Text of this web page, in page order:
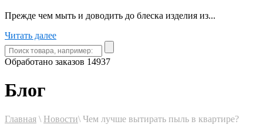
Прежде чем мыть и доводить до блеска изделия из...
Читать далее
Обработано заказов 14937
Блог
Главная \ Новости\ Чем лучше вытирать пыль в квартире?